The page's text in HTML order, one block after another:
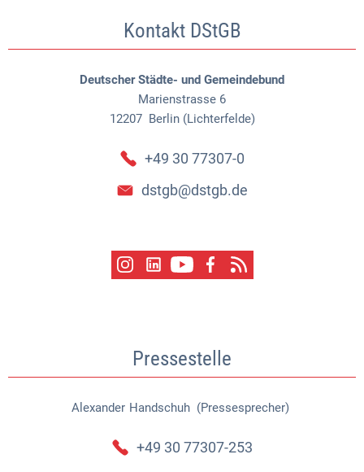
Kontakt DStGB
Deutscher Städte- und Gemeindebund
Marienstrasse 6
12207 Berlin (Lichterfelde)
+49 30 77307-0
dstgb@dstgb.de
Pressestelle
Alexander Handschuh (Pressesprecher)
Alexander Handschuh
+49 30 77307-253